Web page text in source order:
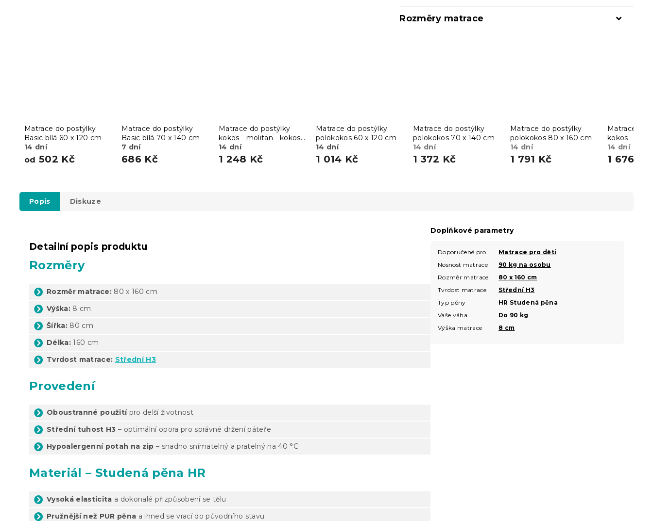
Rozměry matrace
Matrace do postýlky
Basic bílá 60 x 120 cm
14 dní
od 502 Kč
Matrace do postýlky
Basic bílá 70 x 140 cm
7 dní
686 Kč
Matrace do postýlky
kokos - molitan - kokos
60 x 120 cm
14 dní
1 248 Kč
Matrace do postýlky
polokokos 60 x 120 cm
14 dní
1 014 Kč
Matrace do postýlky
polokokos 70 x 140 cm
14 dní
1 372 Kč
Matrace do postýlky
polokokos 80 x 160 cm
14 dní
1 791 Kč
Matrace do
kokos -
70 x 140 cm
14 dní
1 676 Kč
Popis Diskuze
Detailní popis produktu
Rozměry
Rozměr matrace: 80 x 160 cm
Výška: 8 cm
Šířka: 80 cm
Délka: 160 cm
Tvrdost matrace: Střední H3
Provedení
Oboustranné použitípro delší životnost
Střední tuhost H3 – optimální opora pro správné držení páteře
Hypoalergenní potah na zip – snadno snímatelný a pratelný na 40 °C
Materiál – Studená pěna HR
Vysoká elasticita a dokonalé přizpůsobení se tělu
Pružnější než PUR pěna a ihned se vrací do původního stavu
Doplňkové parametry
Doporučené pro
Matrace pro děti
Nosnost matrace
90 kg na osobu
Rozměr matrace
80 x 160 cm
Tvrdost matrace
Střední H3
Typ pěny
HR Studená pěna
Vaše váha
Do 90 kg
Výška matrace
8 cm